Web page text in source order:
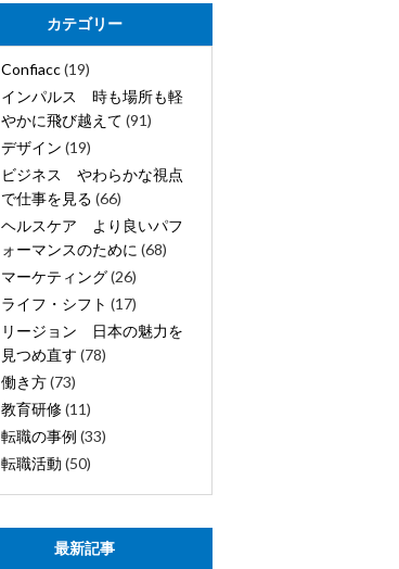
カテゴリー
Confiacc(19)
インパルス 時も場所も軽
やかに飛び越えて (91)
デザイン (19)
ビジネス やわらかな視点
で仕事を見る (66)
ヘルスケア より良いパフ
ォーマンスのために (68)
マーケティング(26)
ライフ・シフト (17)
リージョン 日本の魅力を
見つめ直す (78)
働き方(73)
教育研修(11)
転職の事例 (33)
転職活動 (50)
最新記事